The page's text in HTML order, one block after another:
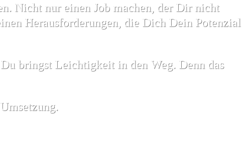
Nicht nur einen Job machen, der Dir nicht
Herausforderungen, die Dich Dein Potenzial
bringst Leichtigkeit in den Weg. Denn das